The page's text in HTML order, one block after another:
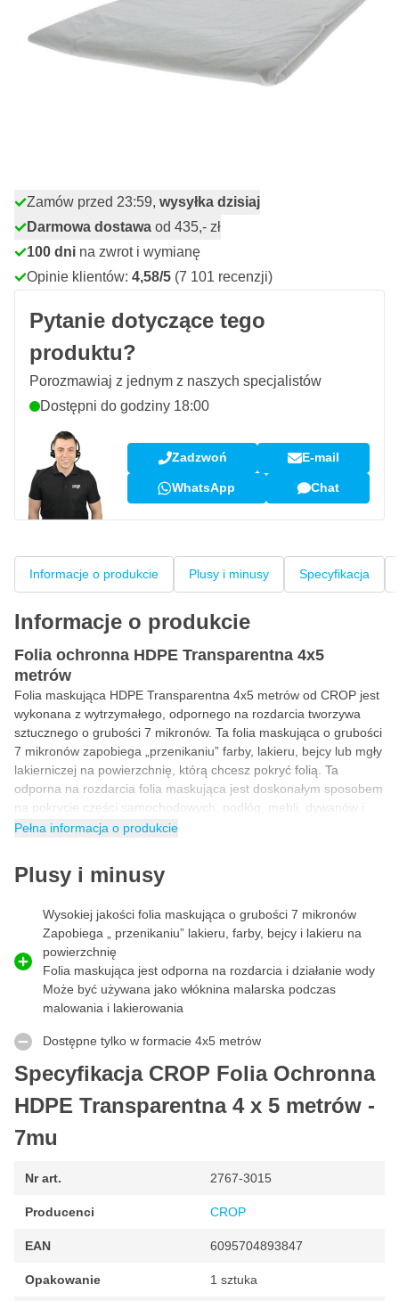
86zł
40 sztuk ZAOSZCZĘDŹ 5% za/szt
Zamów przed 23:59, wysyłka dzisiaj
Darmowa dostawa od 435,- zł
100 dni na zwrot i wymianę
Opinie klientów: 4,58/5 (7 101 recenzji)
Pytanie dotyczące tego
produktu?
Porozmawiaj z jednym z naszych specjalistów
Dostępni do godziny 18:00
Zadzwoń E-mail
WhatsApp Chat
Informacje o produkcie Plusy i minusy Specyfikacja
Informacje o produkcie
Folia ochronna HDPE Transparentna 4x5
metrów
Folia maskująca HDPE Transparentna 4x5 metrów od CROP jest
wykonana z wytrzymałego, odpornego na rozdarcia tworzywa
sztucznego o grubości 7 mikronów. Ta folia maskująca o grubości
7 mikronów zapobiega „przenikaniu” farby, lakieru, bejcy lub mgły
lakierniczej na powierzchnię, którą chcesz pokryć folią. Ta
odporna na rozdarcia folia maskująca jest doskonałym sposobem
na pokrycie części samochodowych, podłóg, mebli, dywanów i
innych przedmiotów w celu ochrony przed kurzem, brudem,
transparentna, oklejana powierzchnia pozostaje dobrze
widoczna.
Folia maskująca 7 mikronów
W przeciwieństwie do innych, ta folia maskująca ma grubość 7
mikronów, zapewniając optymalną ochronę przed farbami na
bazie rozpuszczalników, a także farbami na bazie wody i
rozcieńczalników. Folia maskująca o grubości 7 mikronów
zapewnia, że obiekt, który ma być maskowany, jest dobrze
chroniony, a farba lub lakier nie „prześwitują” na powierzchnię.
Dzięki grubości 7 mikronów folia maskująca jest odporna na
rozdarcia.
Flizelina malarska
Flizelina malarska jest używana do pokrywania mebli, podłóg,
okien, parapetów i drzwi w celu ochrony przed farbą, pyłem
używana jako flizelina malarska dzięki wysokiej jakości i grubości
czym pokrywa ona obszar 4 x 5 metrów, dzięki czemu
szlifowania.
Charakterystyka CROP Ochronna 4x5 metrów
Pełna informacja o produkcie
Plusy i minusy
Wysokiej jakości folia maskująca o grubości 7 mikronów
Zapobiega „ przenikaniu” lakieru, farby, bejcy i lakieru na
powierzchnię
Folia maskująca jest odporna na rozdarcia i działanie wody
Może być używana jako włóknina malarska podczas
malowania i lakierowania
Dostępne tylko w formacie 4x5 metrów
Specyfikacja CROP Folia Ochronna
HDPE Transparentna 4 x 5 metrów -
7mu
Nr art. 2767-3015
Producenci CROP
EAN 6095704893847
Opakowanie 1 sztuka